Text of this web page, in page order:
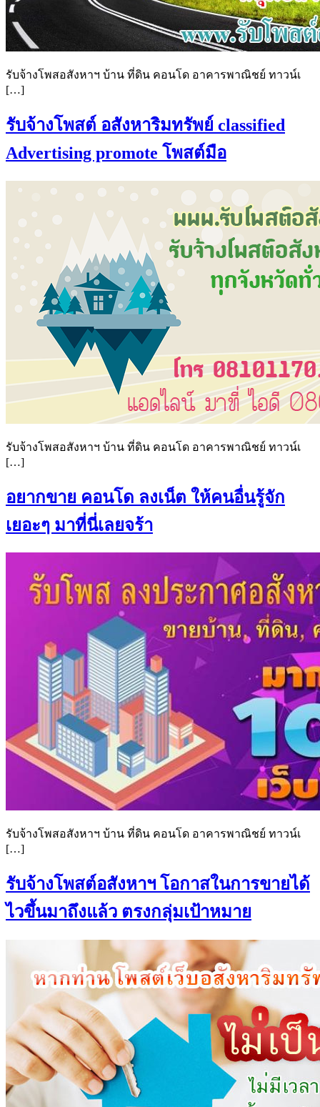
รับจ้างโพสอสังหาฯ บ้าน ที่ดิน คอนโด อาคารพาณิชย์ ทาวน์เ
[…]
รับจ้างโพสต์ อสังหาริมทรัพย์ classified
Advertising promote โพสต์มือ
รับจ้างโพสอสังหาฯ บ้าน ที่ดิน คอนโด อาคารพาณิชย์ ทาวน์เ
[…]
อยากขาย คอนโด ลงเน็ต ให้คนอื่นรู้จัก
เยอะๆ มาที่นี่เลยจร้า
รับจ้างโพสอสังหาฯ บ้าน ที่ดิน คอนโด อาคารพาณิชย์ ทาวน์เ
[…]
รับจ้างโพสต์อสังหาฯ โอกาสในการขายได้
ไวขึ้นมาถึงแล้ว ตรงกลุ่มเป้าหมาย